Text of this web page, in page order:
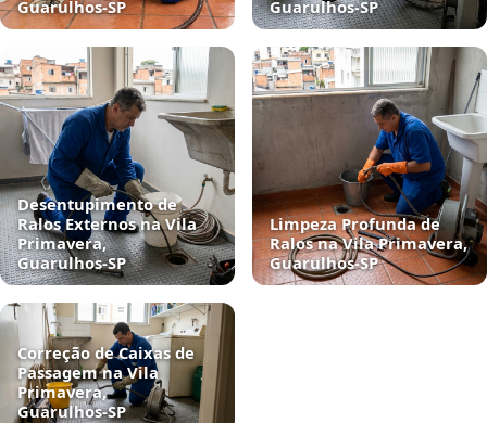
Guarulhos‑SP
Guarulhos‑SP
Desentupimento de
Ralos Externos na Vila
Primavera,
Guarulhos‑SP
Limpeza Profunda de
Ralos na Vila Primavera,
Guarulhos‑SP
Correção de Caixas de
Passagem na Vila
Primavera,
Guarulhos‑SP